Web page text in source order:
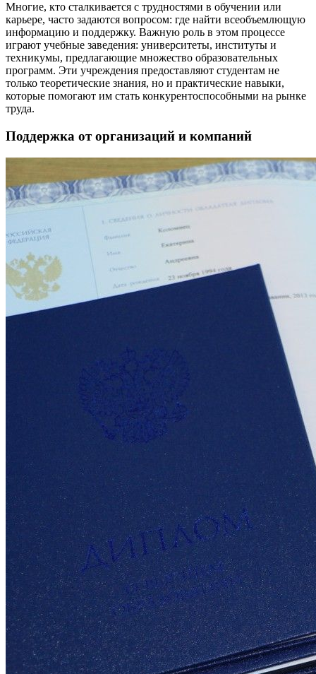
Многие, кто сталкивается с трудностями в обучении или
карьере, часто задаются вопросом: где найти всеобъемлющую
информацию и поддержку. Важную роль в этом процессе
играют учебные заведения: университеты, институты и
техникумы, предлагающие множество образовательных
программ. Эти учреждения предоставляют студентам не
только теоретические знания, но и практические навыки,
которые помогают им стать конкурентоспособными на рынке
труда.
Поддержка от организаций и компаний